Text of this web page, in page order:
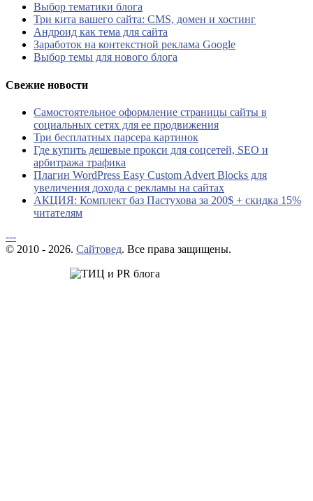
Выбор тематики блога
Три кита вашего сайта: CMS, домен и хостинг
Андроид как тема для сайта
Заработок на контекстной реклама Google
Выбор темы для нового блога
Свежие новости
Самостоятельное оформление страницы сайты в
социальных сетях для ее продвижения
Три бесплатных парсера картинок
Где купить дешевые прокси для соцсетей, SEO и
арбитража трафика
Плагин WordPress Easy Custom Advert Blocks для
увеличения дохода с рекламы на сайтах
АКЦИЯ: Комплект баз Пастухова за 200$ + скидка 15%
читателям
---
© 2010 - 2026. Сайтовед. Все права защищены.